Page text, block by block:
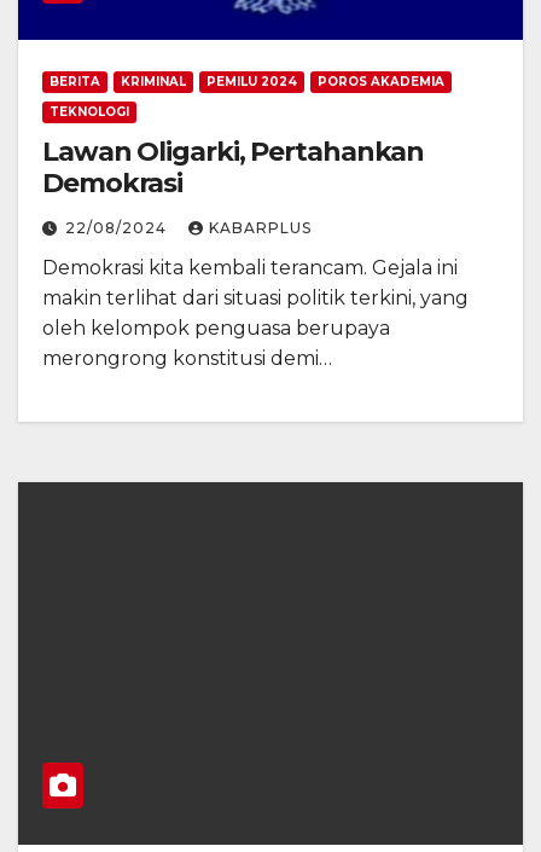
BERITA KRIMINAL PEMILU 2024
POROS AKADEMIA
TEKNOLOGI
Lawan Oligarki, Pertahankan
Demokrasi
22/08/2024 KABARPLUS
Demokrasi kita kembali terancam. Gejala ini
makin terlihat dari situasi politik terkini, yang
oleh kelompok penguasa berupaya
merongrong konstitusi demi…